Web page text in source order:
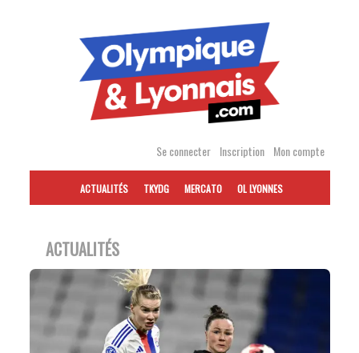
Se connecter Inscription Mon compte
ACTUALITÉS TKYDG MERCATO OL LYONNES
ACTUALITÉS